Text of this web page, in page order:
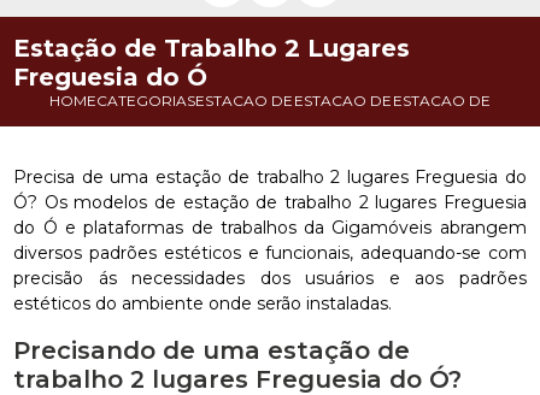
HOMECATEGORIASESTACAO DE TRABALHOESTACAO DE TRABALHO 3
ESTACAO DE
Estação de Trabalho 2 Lugares
Freguesia do Ó
Precisa de uma estação de trabalho 2 lugares Freguesia do
Ó? Os modelos de estação de trabalho 2 lugares Freguesia
do Ó e plataformas de trabalhos da Gigamóveis abrangem
diversos padrões estéticos e funcionais, adequando-se com
precisão ás necessidades dos usuários e aos padrões
estéticos do ambiente onde serão instaladas.
Precisando de uma estação de
trabalho 2 lugares Freguesia do Ó?